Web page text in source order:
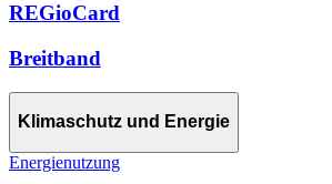
REGioCard
Breitband
Klimaschutz und Energie
Energienutzung